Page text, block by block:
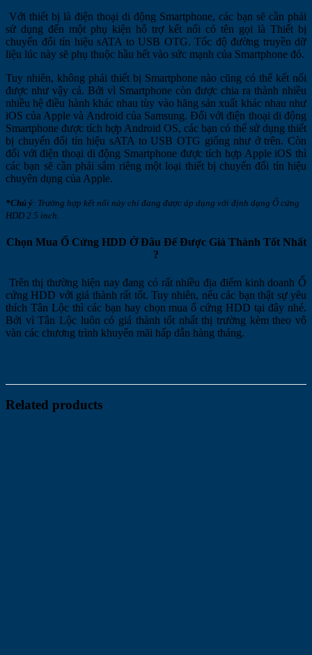
Với thiết bị là điện thoại di động Smartphone, các bạn sẽ cần phải
sử dụng đến một phụ kiện hỗ trợ kết nối có tên gọi là Thiết bị
chuyển đổi tín hiệu sATA to USB OTG. Tốc độ đường truyền dữ
liệu lúc này sẽ phụ thuộc hầu hết vào sức mạnh của Smartphone đó.
Tuy nhiên, không phải thiết bị Smartphone nào cũng có thế kết nối
được như vậy cả. Bởi vì Smartphone còn được chia ra thành nhiều
nhiều hệ điều hành khác nhau tùy vào hãng sản xuất khác nhau như
iOS của Apple và Android của Samsung. Đối với điện thoại di động
Smartphone được tích hợp Android OS, các bạn có thể sử dụng thiết
bị chuyển đổi tín hiệu sATA to USB OTG giống như ở trên. Còn
đối với điện thoại di động Smartphone được tích hợp Apple iOS thì
các bạn sẽ cần phải sắm riêng một loại thiết bị chuyển đổi tín hiệu
chuyên dụng của Apple.
*Chú ý: Trường hợp kết nối này chỉ đang được áp dụng với định dạng Ổ cứng
HDD 2.5 inch.
Chọn Mua Ổ Cứng HDD Ở Đâu Để Được Giá Thành Tốt Nhất
?
Trên thị thường hiện nay đang có rất nhiều địa điểm kinh doanh Ổ
cứng HDD với giá thành rất tốt. Tuy nhiên, nếu các bạn thật sự yêu
thích Tân Lộc thì các bạn hay chọn mua ổ cứng HDD tại đây nhé.
Bởi vì Tân Lộc luôn có giá thành tốt nhất thị trường kèm theo vô
vàn các chương trình khuyến mãi hấp dẫn hàng tháng.
Related products